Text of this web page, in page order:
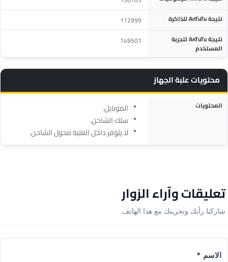
نتيجة AnTuTu للذاكرة 112999
نتيجة AnTuTu لتجربة
المستخدم
149501
محتويات علبة الجهاز
المواصفة
المحتويات
الموبايل.
سلك الشاحن.
لا يتوفر داخل العلبة محول الشاحن.
تعليقات وآراء الزوار
شاركنا رأيك وتجربتك مع هذا الهاتف
الاسم *